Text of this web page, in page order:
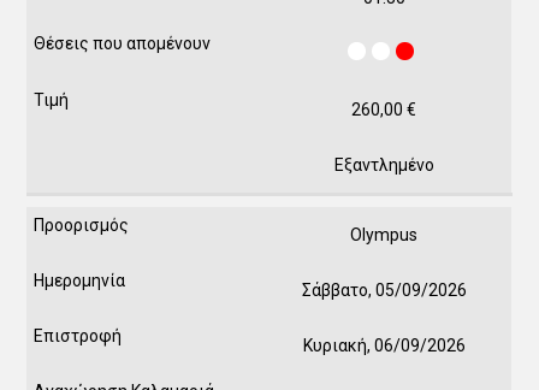
260,00€
Εξαντλημένο
Olympus
Σάββατο, 05/09/2026
Κυριακή, 06/09/2026